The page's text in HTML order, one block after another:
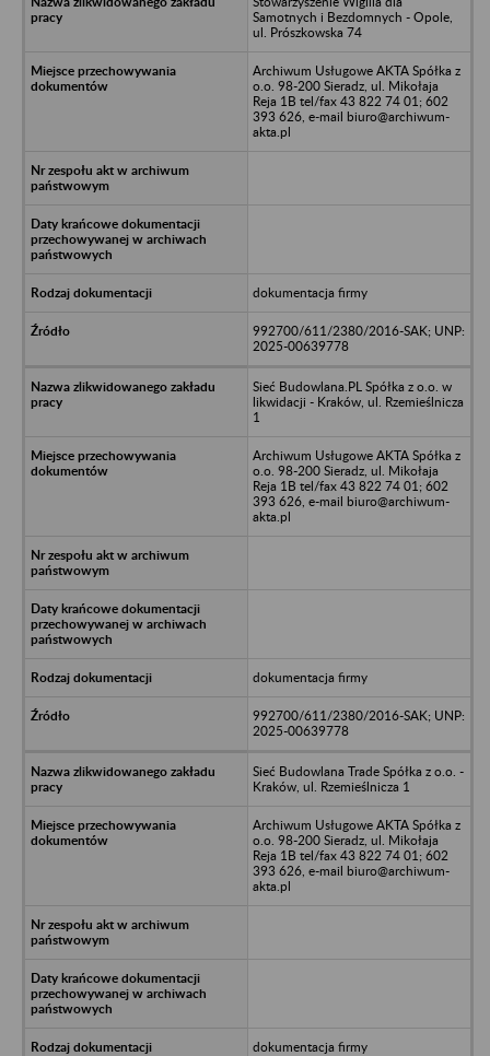
Samotnych i Bezdomnych - Opole,
ul. Prószkowska 74
Archiwum Usługowe AKTA Spółka z
o.o. 98-200 Sieradz, ul. Mikołaja
Reja 1B tel/fax 43 822 74 01; 602
393 626, e-mail biuro@archiwum-
akta.pl
dokumentacja firmy
992700/611/2380/2016-SAK; UNP:
2025-00639778
Sieć Budowlana.PL Spółka z o.o. w
likwidacji - Kraków, ul. Rzemieślnicza
1
Archiwum Usługowe AKTA Spółka z
o.o. 98-200 Sieradz, ul. Mikołaja
Reja 1B tel/fax 43 822 74 01; 602
393 626, e-mail biuro@archiwum-
akta.pl
dokumentacja firmy
992700/611/2380/2016-SAK; UNP:
2025-00639778
Sieć Budowlana Trade Spółka z o.o. -
Kraków, ul. Rzemieślnicza 1
Archiwum Usługowe AKTA Spółka z
o.o. 98-200 Sieradz, ul. Mikołaja
Reja 1B tel/fax 43 822 74 01; 602
393 626, e-mail biuro@archiwum-
akta.pl
dokumentacja firmy